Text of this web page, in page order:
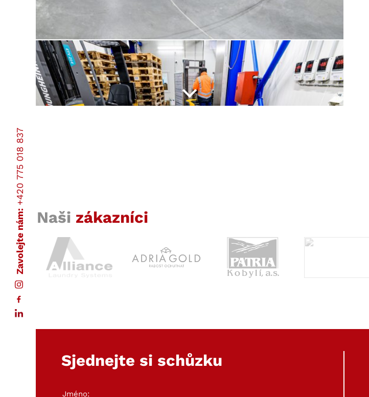
Zavolejte nám:
+420 775 018 837
Naši zákazníci
Sjednejte si schůzku